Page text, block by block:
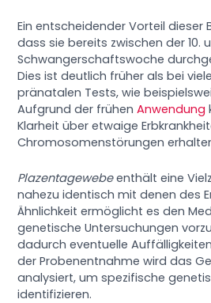
Ein entscheidender Vorteil dieser
dass sie bereits zwischen der 10.
Schwangerschaftswoche
Dies ist deutlich früher als bei
pränatalen Tests, wie
Aufgrund der frühenAnwendung
Klarheit über etwaige
Chromosomenstörungen
Plazentagewebeenthält eine
nahezu identisch mit denen des
Ähnlichkeit ermöglicht es den
genetische Untersuchungen
dadurch eventuelle
der Probenentnahme wird das
analysiert, um spezifische
identifizieren.